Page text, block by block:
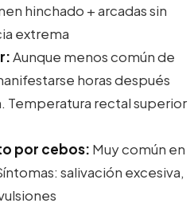
hinchado + arcadas sin
extrema
Aunque menos común de
horas después
Temperatura rectal superior
por cebos: Muy común en
salivación excesiva,